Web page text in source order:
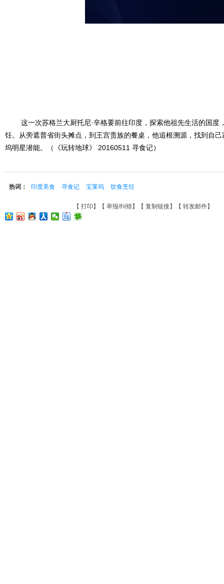
这一次苏格兰大厨托尼·辛格要前往印度，探索他祖先生活的国度
饪。从旁遮普省街头摊点，到王宫贵族的餐桌，他追根溯源，找到自
坞明星潜能。（《玩转地球》 20160511 寻食记）
热词： 印度美食 寻食记 宝莱坞 饮食烹饪
【 打印 】【 举报/纠错】【 复制链接】【 转发邮件】